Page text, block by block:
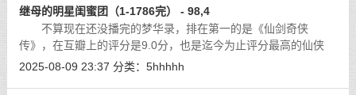
继母的明星闺蜜团（1-1786完） - 98,4
不算现在还没播完的梦华录，排在第一的是《仙剑奇侠
传》，在互瓣上的评分是9.0分，也是迄今为止评分最高的仙侠
剧，这么多年过去了仍旧未被超越。
2025-08-09 23:37 分类： 5hhhhh